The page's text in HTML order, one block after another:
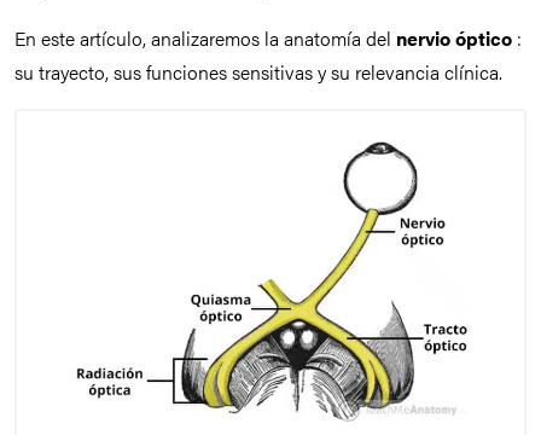
En este artículo, analizaremos la anatomía del nervio óptico :
su trayecto, sus funciones sensitivas y su relevancia clínica.